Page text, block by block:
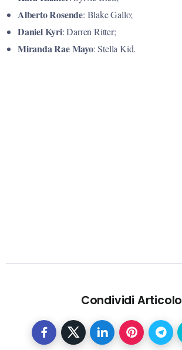
Alberto Rosende: Blake Gallo;
Daniel Kyri: Darren Ritter;
Miranda Rae Mayo: Stella Kid.
Condividi Articolo